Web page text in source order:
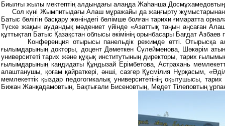
Биылғы жылы мектептің алдындағы алаңда Жаһанша Досмұхамедовтың
Сол күні Жымпитыдағы Алаш мұражайы да жаңғырту
Батыс бөлігін басқару жөніндегі бөлімше болған тарихи ғимаратта
Түске жақын аудандық мәдениет үйінде «Азаттық таңын аңсаған
құттықтап Батыс Қазақстан облысы әкімінің орынбасары Бағдат
Конференция отырысы панельдік режимде өтті. Отырысқа
ғылымдарының докторы, доцент Дәметкен Сүлейменова, Шәкәрім
университеті тарих және құқық институтының директоры, тарих
ғылымдарының кандидаты Құндызай Ерімбетова, Астрахань
алаштанушы, қоғам қайраткері, әнші, сазгер Құсмілия Нұрқасым,
мемлекеттік қыздар педогогикалық университетінің оқытушысы,
Бижан Жанқадамовтың, Бақтығали Бисеновтың, Медет Тілеповтың